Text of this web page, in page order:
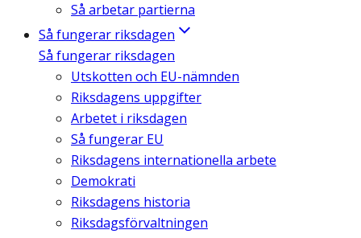
Så arbetar partierna
Så fungerar riksdagen
Så fungerar riksdagen
Utskotten och EU-nämnden
Riksdagens uppgifter
Arbetet i riksdagen
Så fungerar EU
Riksdagens internationella arbete
Demokrati
Riksdagens historia
Riksdagsförvaltningen